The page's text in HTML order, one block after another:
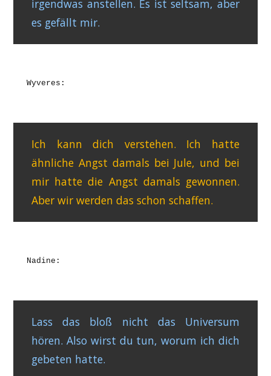
irgendwas anstellen. Es ist seltsam, aber
es gefällt mir.
Wyveres:
Ich kann dich verstehen. Ich hatte
ähnliche Angst damals bei Jule, und bei
mir hatte die Angst damals gewonnen.
Aber wir werden das schon schaffen.
Nadine:
Lass das bloß nicht das Universum
hören. Also wirst du tun, worum ich dich
gebeten hatte.